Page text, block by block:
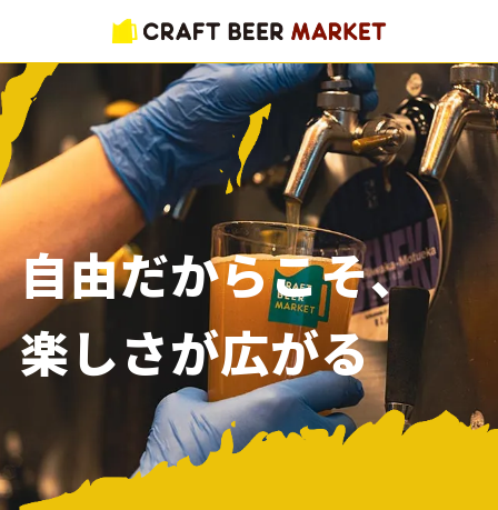
自由だからこそ、
楽しさが広がる